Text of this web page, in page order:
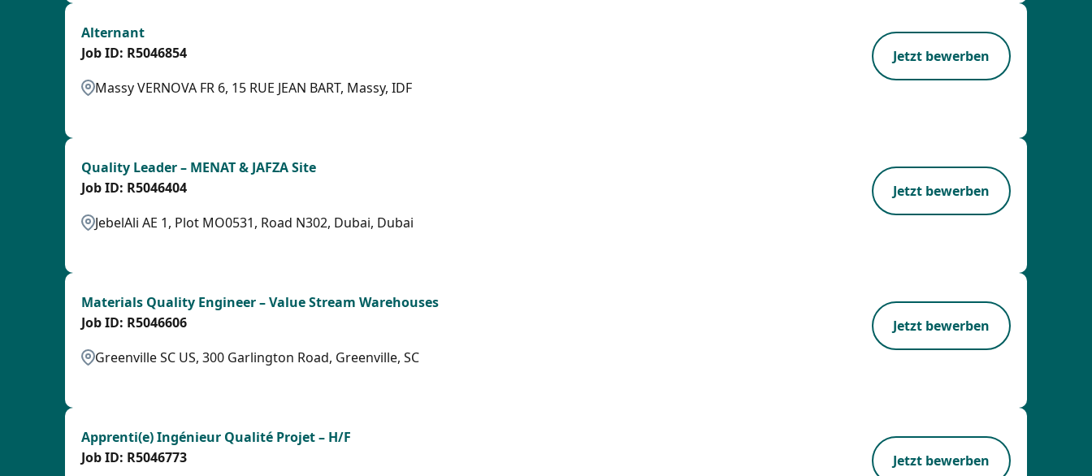
Alternant
Massy VERNOVA FR 6, 15 RUE JEAN BART, Massy, IDF
R5046854 Jetzt bewerben
Quality Leader – MENAT & JAFZA Site
JebelAli AE 1, Plot MO0531, Road N302, Dubai, Dubai
R5046404 Jetzt bewerben
Materials Quality Engineer – Value Stream Warehouses
Greenville SC US, 300 Garlington Road, Greenville, SC
R5046606 Jetzt bewerben
Apprenti(e) Ingénieur Qualité Projet – H/F
R5046773 Jetzt bewerben